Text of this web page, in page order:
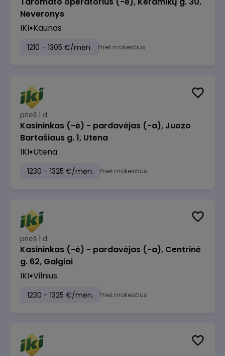
Neveronys
IKI Kaunas
1210 - 1305 €/mėn. Prieš mokesčius
prieš 1 d.
Kasininkas (-ė) - pardavėjas (-a), Juozo
Bartašiaus g. 1, Utena
IKI Utena
1230 - 1325 €/mėn. Prieš mokesčius
prieš 1 d.
Kasininkas (-ė) - pardavėjas (-a), Centrinė
g. 62, Galgiai
IKI Vilnius
1230 - 1325 €/mėn. Prieš mokesčius